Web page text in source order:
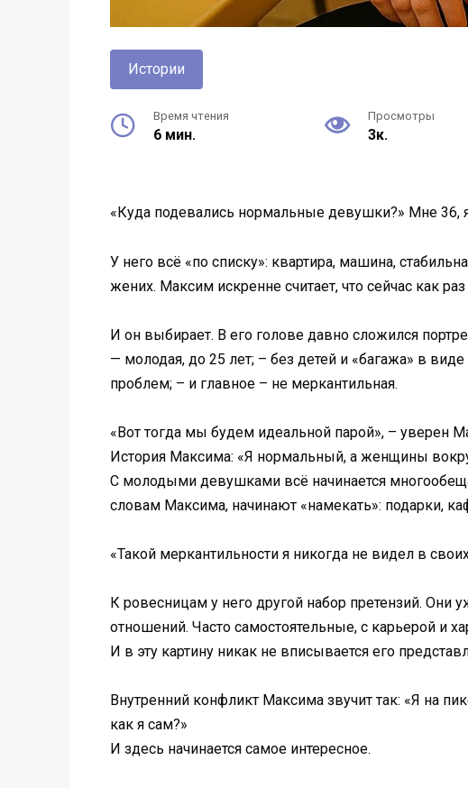
Истории
Время чтения
6 мин.
Просмотры
3к.
«Куда подевались нормальные девушки?» Мне
У него всё «по списку»: квартира, машина,
жених. Максим искренне считает, что сейчас как
И он выбирает. В его голове давно сложился
— молодая, до 25 лет; – без детей и «багажа» в
проблем; – и главное – не меркантильная.
«Вот тогда мы будем идеальной парой», – уверен
История Максима: «Я нормальный, а женщины
С молодыми девушками всё начинается
словам Максима, начинают «намекать»: подарки,
«Такой меркантильности я никогда не видел в
К ровесницам у него другой набор претензий. Они
отношений. Часто самостоятельные, с карьерой и
И в эту картину никак не вписывается его
Внутренний конфликт Максима звучит так: «Я на
как я сам?»
И здесь начинается самое интересное.